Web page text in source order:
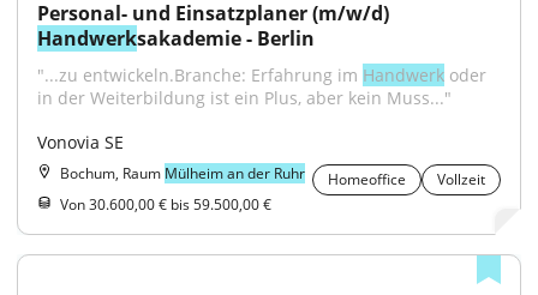
Handwerksakademie - Berlin
"...zu entwickeln.Branche: Erfahrung im Handwerk oder
in der Weiterbildung ist ein Plus, aber kein Muss..."
Vonovia SE
Bochum, Raum Mülheim an der Ruhr Homeoffice
Vollzeit
Von 30.600,00 € bis 59.500,00 €